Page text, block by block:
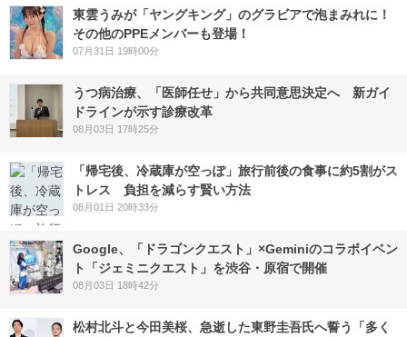
東雲うみが「ヤングキング」のグラビアで泡まみれに！
その他のPPEメンバーも登場！
07月31日 19時00分
うつ病治療、「医師任せ」から共同意思決定へ 新ガイ
ドラインが示す診療改革
08月03日 17時25分
「帰宅後、冷蔵庫が空っぽ」旅行前後の食事に約5割がス
トレス 負担を減らす賢い方法
08月01日 20時33分
Google、「ドラゴンクエスト」×Geminiのコラボイベン
ト「ジェミニクエスト」を渋谷・原宿で開催
08月03日 18時42分
松村北斗と今田美桜、急逝した東野圭吾氏へ誓う「多く